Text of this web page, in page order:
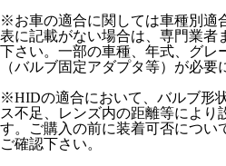
※お車の適合に関しては車種別適
表に記載がない場合は、専門業者
下さい。一部の車種、年式、グレ
（バルブ固定アダプタ等）が必要
※HIDの適合において、バルブ形
ス不足、レンズ内の距離等により
す。ご購入の前に装着可否につい
ご確認下さい。